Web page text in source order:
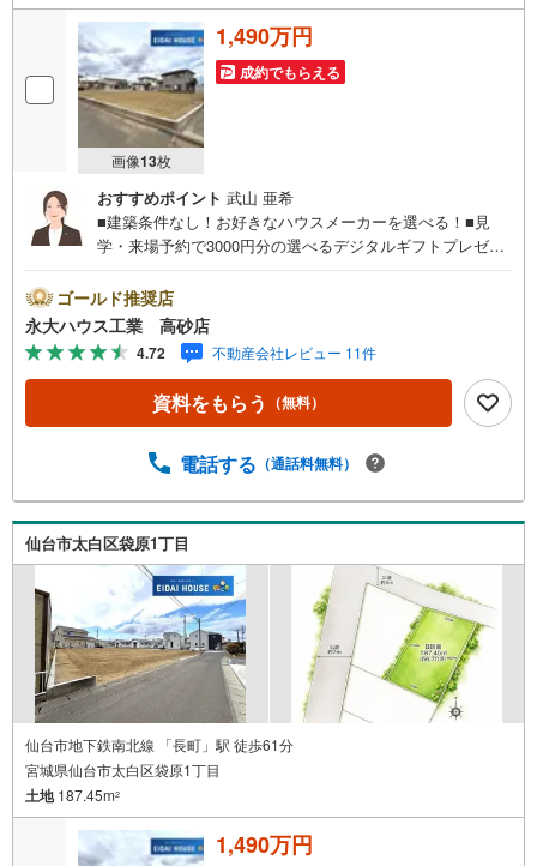
画像13枚
1,490万円
成約でもらえる
おすすめポイント 武山 亜希
■建築条件なし！お好きなハウスメーカーを選べる！■見
学・来場予約で3000円分の選べるデジタルギフトプレゼン
内の多数店舗で展開中！こちらでは当社の強みを大きく2つ
に分けてご紹介！1.＜豊富な不動産知識＞戸建・マンショ
ン・土地...と種別を問わず不動産を取り扱っております。
更に教育施設や商業施設、子育て環境や行政などの地域情
報を総合し、お客様により良い物件選びをして頂けるよ
う、しっかりとサポートさせて頂きます。2.＜経験豊富な
ォーム】など住宅に関する様々なご質問はもちろん、ご購
ご説明させて頂きます。各店舗ではキッズスペースも完
備！お子様連れのご家族様で是非お越しください。営業時
間:10:00～18:00（定休日火・水曜日※店舗により変動あ
り）現地のご案内も可能ですので、どうぞお気軽にお問い
合わせください！
ゴールド推奨店
永大ハウス工業 高砂店
4.72 不動産会社レビュー 11件
資料をもらう （無料）
電話する （通話料無料）
仙台市太白区袋原1丁目
仙台市地下鉄南北線 「長町」駅 徒歩61分
宮城県仙台市太白区袋原1丁目
土地187.45m2
1,490万円